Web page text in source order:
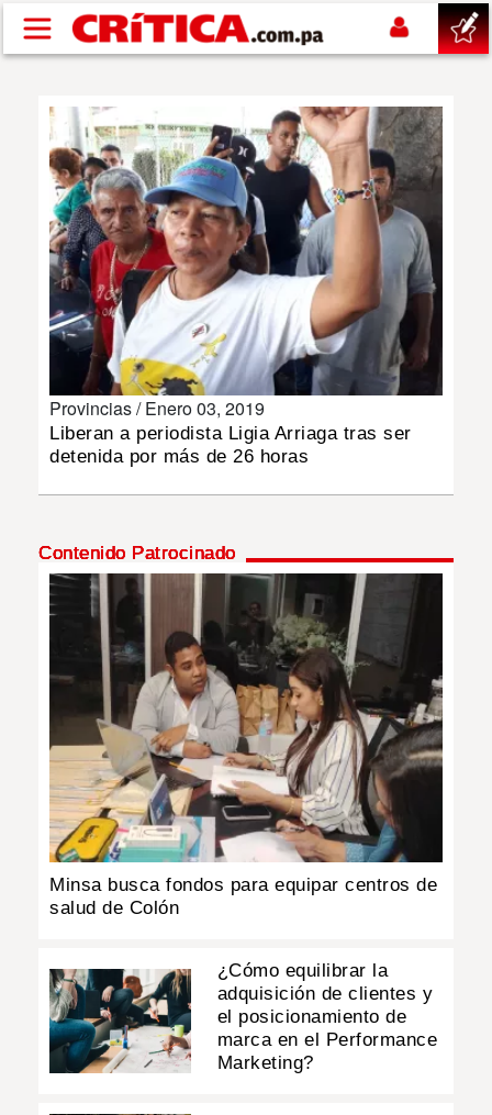
Pasar al contenido principal
SUCESOS
NACIONAL
POLÍTICA
SHOW
DEPORTES
MULTIMEDIA
Provincias /Enero 03, 2019
Liberan a periodista Ligia Arriaga tras ser
detenida por más de 26 horas
Contenido Patrocinado
Minsa busca fondos para equipar centros de
salud de Colón
¿Cómo equilibrar la
adquisición de clientes y
el posicionamiento de
marca en el Performance
Marketing?